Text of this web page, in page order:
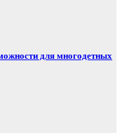
для многодетных